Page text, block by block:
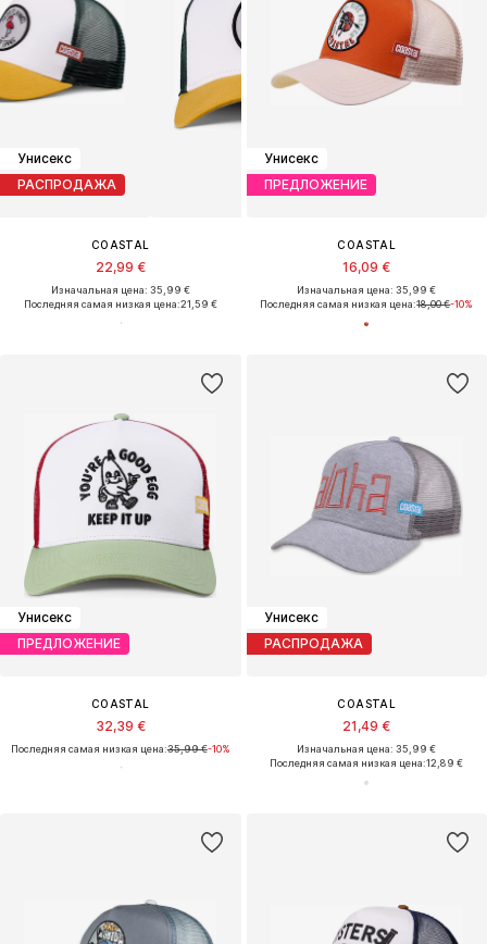
Унисекс
РАСПРОДАЖА
COASTAL
22,99 €
Изначальная цена: 35,99 €
Последняя самая низкая цена:21,59 €
Унисекс
ПРЕДЛОЖЕНИЕ
COASTAL
16,09 €
Изначальная цена: 35,99 €
Последняя самая низкая цена:18,00 €-10%
Унисекс
ПРЕДЛОЖЕНИЕ
COASTAL
32,39 €
Последняя самая низкая цена:35,99 €-10%
Унисекс
РАСПРОДАЖА
COASTAL
21,49 €
Изначальная цена: 35,99 €
Последняя самая низкая цена:12,89 €